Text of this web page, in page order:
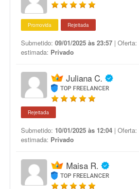
Promovida Rejeitada
Submetido: 09/01/2025 às 23:57 | Oferta:
estimada: Privado
Juliana C.
TOP FREELANCER
Rejeitada
Submetido: 10/01/2025 às 12:04 | Oferta:
estimada: Privado
Maisa R.
TOP FREELANCER